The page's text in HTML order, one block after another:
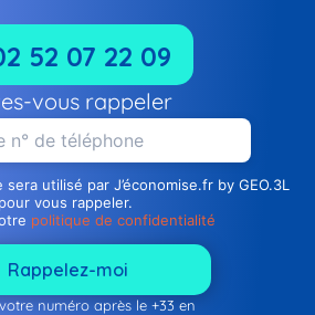
52 07 22 09
vous rappeler
de téléphone
utilisé par J’économise.fr by GEO.3L
pour vous rappeler.
politique de confidentialité
Rappelez-moi
numéro après le +33 en